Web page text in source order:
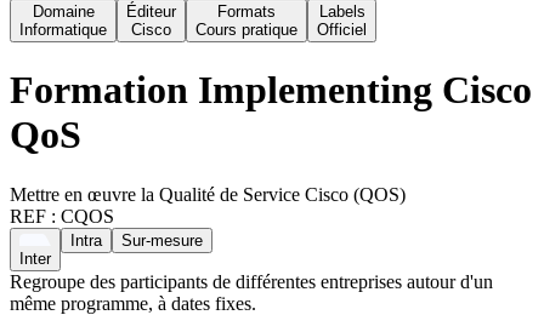
Domaine
Informatique
Éditeur
Cisco
Formats
Cours pratique
Labels
Officiel
Formation Implementing Cisco
QoS
Mettre en œuvre la Qualité de Service Cisco (QOS)
REF : CQOS
Inter
Intra Sur-mesure
Regroupe des participants de différentes entreprises autour d'un
même programme, à dates fixes.